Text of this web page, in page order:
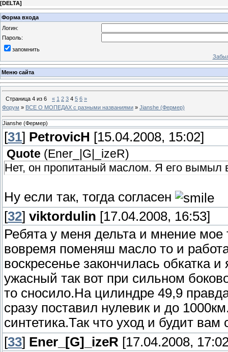
[DELTA]
Форма входа
Логин:
Пароль:
запомнить
Меню сайта
Страница 4 из 6 « 1 2 3 4 5 6 »
Форум » ВСЕ О МОПЕДАХ с разными названиями » Jianshe (Фермер)
Jianshe (Фермер)
[31] PetrovicH [15.04.2008, 15:02]
Quote ( Ener_|G|_izeR)
Нет, он пропитаный маслом. Я его вымыл
Ну если так, тогда согласен
[32] viktordulin [17.04.2008, 16:53]
Ребята у меня дельта и мнение
вовремя поменяш масло то и
воскресенье закончилась обкатка
ужасный так вот при сильном
то сносило.На цилиндре 49,9
сразу поставил нулевик и до
синтетика.Так что уход и будит вам
[33] Ener_[G]_izeR [17.04.2008,